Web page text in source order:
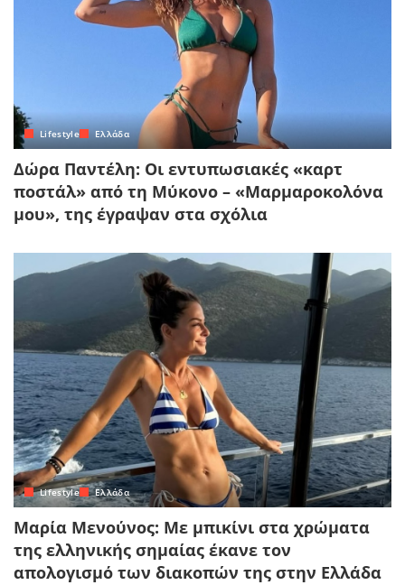
Lifestyle Ελλάδα
Δώρα Παντέλη: Οι εντυπωσιακές «καρτ
ποστάλ» από τη Μύκονο – «Μαρμαροκολόνα
μου», της έγραψαν στα σχόλια
Lifestyle Ελλάδα
Μαρία Μενούνος: Με μπικίνι στα χρώματα
της ελληνικής σημαίας έκανε τον
απολογισμό των διακοπών της στην Ελλάδα